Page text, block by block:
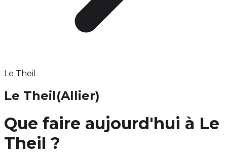
Le Theil
Le Theil(Allier)
Que faire aujourd'hui à Le
Theil ?